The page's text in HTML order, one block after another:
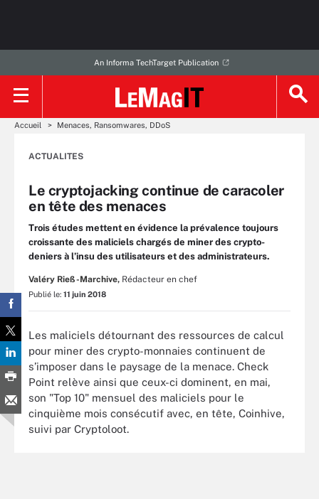
An Informa TechTarget Publication
Accueil Menaces, Ransomwares, DDoS
ACTUALITES
Le cryptojacking continue de caracoler
en tête des menaces
Trois études mettent en évidence la prévalence toujours
croissante des maliciels chargés de miner des crypto-
deniers à l’insu des utilisateurs et des administrateurs.
Valéry Rieß-Marchive, Rédacteur en chef
Publié le: 11 juin 2018
Les maliciels détournant des ressources de calcul
pour miner des crypto-monnaies continuent de
s’imposer dans le paysage de la menace. Check
Point relève ainsi que ceux-ci dominent, en mai,
son "Top 10" mensuel des maliciels pour le
cinquième mois consécutif avec, en tête, Coinhive,
suivi par Cryptoloot.